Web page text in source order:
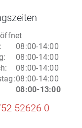
:
08:00-14:00
:
08:00-14:00
:
08:00-14:00
:08:00-14:00
08:00-13:00
52626 0